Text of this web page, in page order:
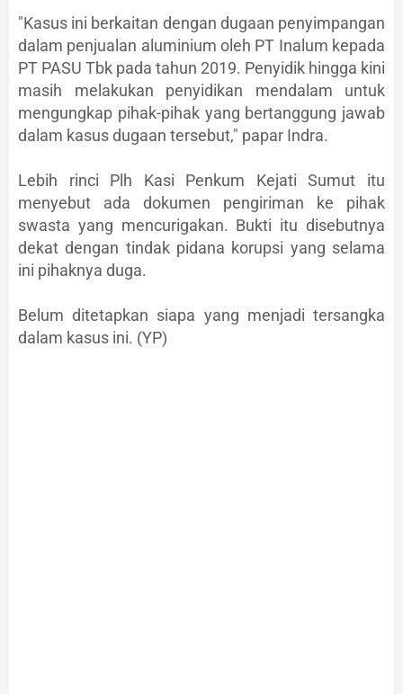
"Kasus ini berkaitan dengan dugaan penyimpangan
dalam penjualan aluminium oleh PT Inalum kepada
PT PASU Tbk pada tahun 2019. Penyidik hingga kini
masih melakukan penyidikan mendalam untuk
mengungkap pihak-pihak yang bertanggung jawab
dalam kasus dugaan tersebut," papar Indra.
Lebih rinci Plh Kasi Penkum Kejati Sumut itu
menyebut ada dokumen pengiriman ke pihak
swasta yang mencurigakan. Bukti itu disebutnya
dekat dengan tindak pidana korupsi yang selama
ini pihaknya duga.
Belum ditetapkan siapa yang menjadi tersangka
dalam kasus ini. (YP)